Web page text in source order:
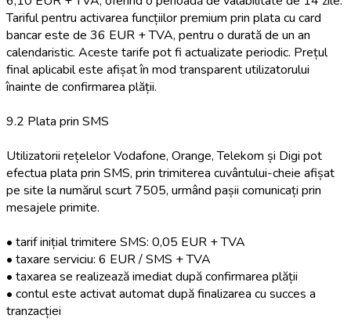
Tariful pentru activarea funcțiilor premium prin plata cu card
bancar este de 36 EUR + TVA, pentru o durată de un an
calendaristic. Aceste tarife pot fi actualizate periodic. Prețul
final aplicabil este afișat în mod transparent utilizatorului
înainte de confirmarea plății.
9.2 Plata prin SMS
Utilizatorii rețelelor Vodafone, Orange, Telekom și Digi pot
efectua plata prin SMS, prin trimiterea cuvântului-cheie afișat
pe site la numărul scurt 7505, urmând pașii comunicați prin
mesajele primite.
• tarif inițial trimitere SMS: 0,05 EUR + TVA
• taxare serviciu: 6 EUR / SMS + TVA
• taxarea se realizează imediat după confirmarea plății
• contul este activat automat după finalizarea cu succes a
tranzacției